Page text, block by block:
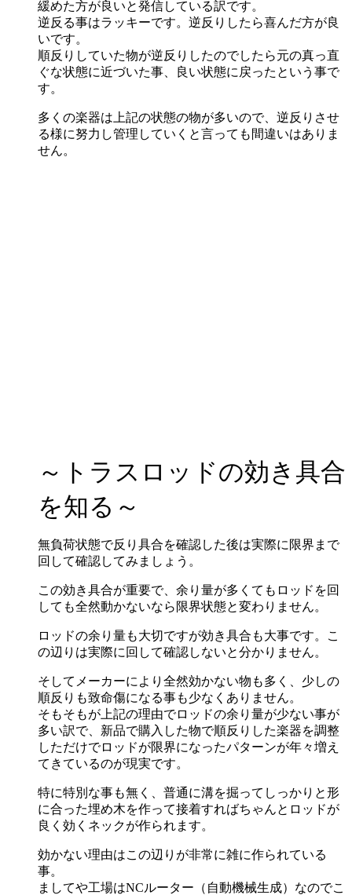
緩めた方が良いと発信している訳です。
逆反る事はラッキーです。逆反りしたら喜んだ方が良
いです。
順反りしていた物が逆反りしたのでしたら元の真っ直
ぐな状態に近づいた事、良い状態に戻ったという事で
す。
多くの楽器は上記の状態の物が多いので、逆反りさせ
る様に努力し管理していくと言っても間違いはありま
せん。
～トラスロッドの効き具合
を知る～
無負荷状態で反り具合を確認した後は実際に限界まで
回して確認してみましょう。
この効き具合が重要で、余り量が多くてもロッドを回
しても全然動かないなら限界状態と変わりません。
ロッドの余り量も大切ですが効き具合も大事です。こ
の辺りは実際に回して確認しないと分かりません。
そしてメーカーにより全然効かない物も多く、少しの
順反りも致命傷になる事も少なくありません。
そもそもが上記の理由でロッドの余り量が少ない事が
多い訳で、新品で購入した物で順反りした楽器を調整
しただけでロッドが限界になったパターンが年々増え
てきているのが現実です。
特に特別な事も無く、普通に溝を掘ってしっかりと形
に合った埋め木を作って接着すればちゃんとロッドが
良く効くネックが作られます。
効かない理由はこの辺りが非常に雑に作られている
事。
ましてや工場はNCルーター（自動機械生成）なのでこ